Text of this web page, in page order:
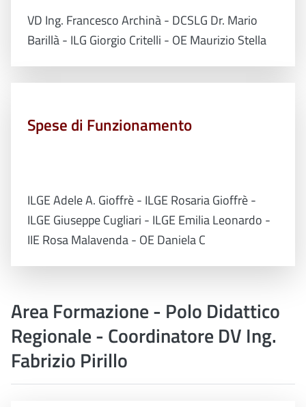
VD Ing. Francesco Archinà - DCSLG Dr. Mario
Barillà - ILG Giorgio Critelli - OE Maurizio Stella
Spese di Funzionamento
ILGE Adele A. Gioffrè - ILGE Rosaria Gioffrè -
ILGE Giuseppe Cugliari - ILGE Emilia Leonardo -
IIE Rosa Malavenda - OE Daniela C
Area Formazione - Polo Didattico
Regionale - Coordinatore DV Ing.
Fabrizio Pirillo